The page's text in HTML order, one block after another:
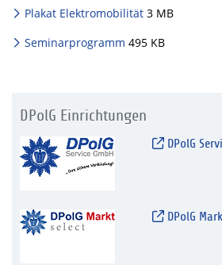
Plakat Elektromobilität 3 MB
Seminarprogramm 495 KB
DPolG Einrichtungen
DPolG
DPolG